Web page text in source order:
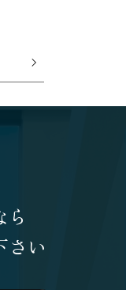
さい